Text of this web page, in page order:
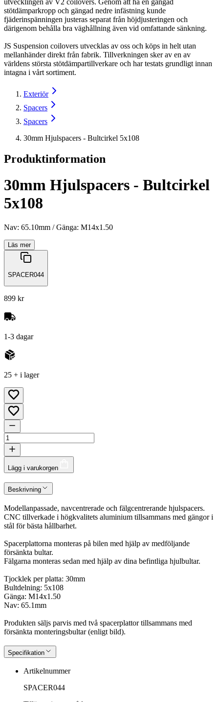
utvecklingen av V2 coilovers. Genom att ha en gängad
stötdämparkropp och gängad nedre infästning kunde
fjäderinspänningen justeras separat från höjdjusteringen och
därigenom behålla bra väghållning även vid omfattande sänkning.
JS Suspension coilovers utvecklas av oss och köps in helt utan
mellanhänder direkt från fabrik. Tillverkningen sker av en av
världens största stötdämpartillverkare och har testats grundligt innan
intagna i vårt sortiment.
Exteriör
Spacers
Spacers
30mm Hjulspacers - Bultcirkel 5x108
Produktinformation
30mm Hjulspacers - Bultcirkel
5x108
Nav: 65.10mm / Gänga: M14x1.50
Läs mer
SPACER044
899 kr
1-3 dagar
25 + i lager
Lägg i varukorgen
Beskrivning
Modellanpassade, navcentrerade och fälgcentrerande hjulspacers.
CNC tillverkade i högkvalitets aluminium tillsammans med gängor i
stål för bästa hållbarhet.
Spacerplattorna monteras på bilen med hjälp av medföljande
försänkta bultar.
Fälgarna monteras sedan med hjälp av dina befintliga hjulbultar.
Tjocklek per platta: 30mm
Bultdelning: 5x108
Gänga: M14x1.50
Nav: 65.1mm
Produkten säljs parvis med två spacerplattor tillsammans med
försänkta monteringsbultar (enligt bild).
Specifikation
Artikelnummer
SPACER044